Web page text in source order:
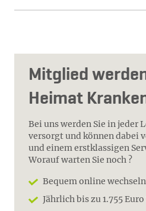
Mitglied
Heimat
Bei uns werden Sie in jeder
versorgt und können dabei
und einem erstklassigen
Worauf warten Sie noch ?
Bequem online wechseln
Jährlich bis zu 1.755